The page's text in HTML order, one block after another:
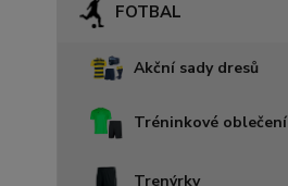
FOTBAL
Akční sady dresů
Tréninkové oblečení
Trenýrky